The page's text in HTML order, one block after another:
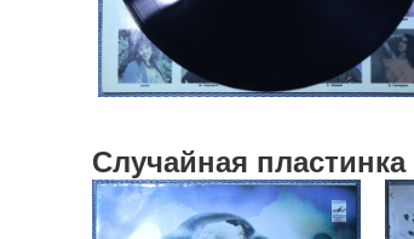
Случайная пластинка